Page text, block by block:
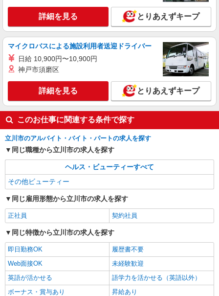
詳細を見る とりあえずキープ
マイクロバスによる施設利用者送迎ドライバー
日給 10,900円〜10,900円
神戸市須磨区
詳細を見る とりあえずキープ
このお仕事に関連する条件で探す
立川市のアルバイト・バイト・パートの求人を探す
同じ職種から立川市の求人を探す
ヘルス・ビューティーすべて
その他ビューティー
同じ雇用形態から立川市の求人を探す
正社員 契約社員
同じ特徴から立川市の求人を探す
即日勤務OK
履歴書不要
Web面接OK
未経験歓迎
英語が活かせる
語学力を活かせる（英語以外）
ボーナス・賞与あり
昇給あり